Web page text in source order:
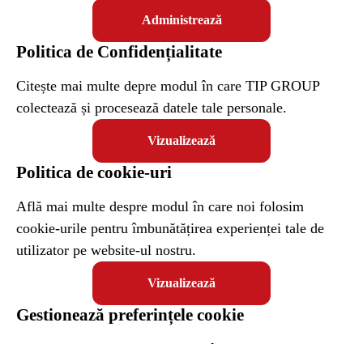
Administrează
Politica de Confidențialitate
Citește mai multe depre modul în care TIP GROUP
colectează și procesează datele tale personale.
Vizualizează
Politica de cookie-uri
Află mai multe despre modul în care noi folosim
cookie-urile pentru îmbunătățirea experienței tale de
utilizator pe website-ul nostru.
Vizualizează
Gestionează preferințele cookie